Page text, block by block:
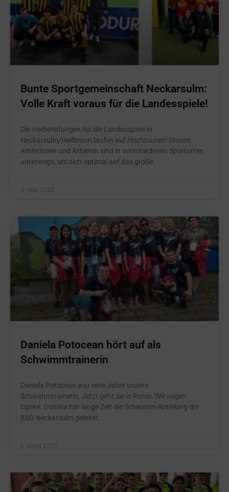
Bunte Sportgemeinschaft Neckarsulm:
Volle Kraft voraus für die Landesspiele!
Die Vorbereitungen für die Landesspiele in
Neckarsulm/Heilbronn laufen auf Hochtouren! Unsere
Athletinnen und Athleten sind in verschiedenen Sportarten
unterwegs, um sich optimal auf das große
9. Mai 2025
Daniela Potocean hört auf als
Schwimmtrainerin
Daniela Potocean war viele Jahre unsere
Schwimmtrainerin. Jetzt geht sie in Rente. Wir sagen
Danke. Daniela hat lange Zeit die Schwimm-Abteilung der
BSG Neckarsulm geleitet.
5. April 2025